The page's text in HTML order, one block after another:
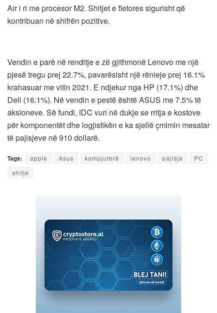
Air i ri me procesor M2. Shitjet e fletores sigurisht që
kontribuan në shifrën pozitive.
Vendin e parë në renditje e zë gjithmonë Lenovo me një
pjesë tregu prej 22.7%, pavarësisht një rënieje prej 16.1%
krahasuar me vitin 2021. E ndjekur nga HP (17.1%) dhe
Dell (16.1%). Në vendin e pestë është ASUS me 7.5% të
aksioneve. Së fundi, IDC vuri në dukje se rritja e kostove
për komponentët dhe logjistikën e ka sjellë çmimin mesatar
të pajisjeve në 910 dollarë.
Tags: apple Asus kompjuterë lenovo pajisje
PC
shitje